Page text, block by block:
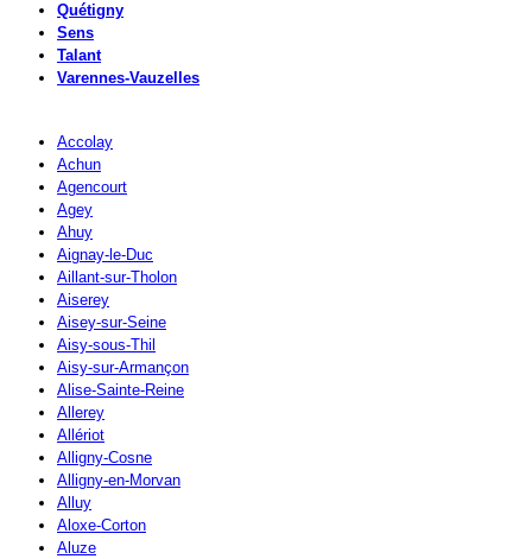
Quétigny
Sens
Talant
Varennes-Vauzelles
Accolay
Achun
Agencourt
Agey
Ahuy
Aignay-le-Duc
Aillant-sur-Tholon
Aiserey
Aisey-sur-Seine
Aisy-sous-Thil
Aisy-sur-Armançon
Alise-Sainte-Reine
Allerey
Allériot
Alligny-Cosne
Alligny-en-Morvan
Alluy
Aloxe-Corton
Aluze